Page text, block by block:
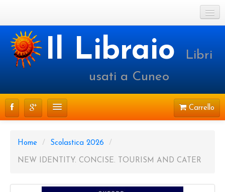
Cookie Policy
Login o registrati
Il LibraioLibri
usati a Cuneo
Carrello
Home / Scolastica 2026 /
NEW IDENTITY. CONCISE. TOURISM AND CATER